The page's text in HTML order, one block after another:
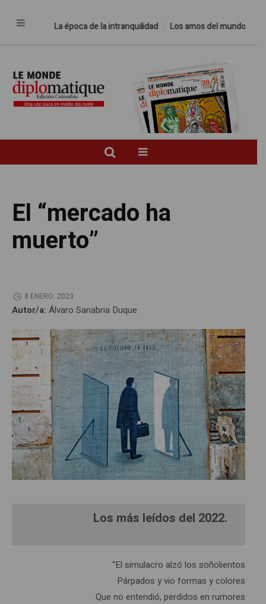
La época de la intranquilidad Los amos del mundo
El “mercado ha
muerto”
8 ENERO, 2023
Autor/a: Álvaro Sanabria Duque
Los más leídos del 2022.
“El simulacro alzó los soñolientos
Párpados y vio formas y colores
Que no entendió, perdidos en rumores